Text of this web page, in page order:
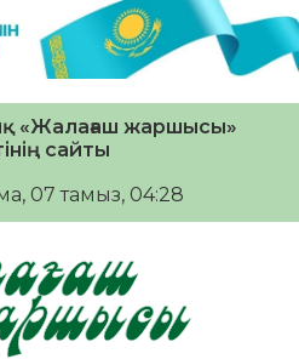
«Жалағаш жаршысы»
сайты
07 тамыз, 04:28